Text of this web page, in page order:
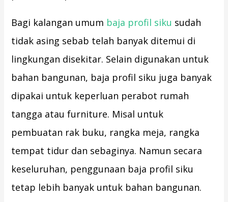
Bagi kalangan umum baja profil siku sudah
tidak asing sebab telah banyak ditemui di
lingkungan disekitar. Selain digunakan untuk
bahan bangunan, baja profil siku juga banyak
dipakai untuk keperluan perabot rumah
tangga atau furniture. Misal untuk
pembuatan rak buku, rangka meja, rangka
tempat tidur dan sebaginya. Namun secara
keseluruhan, penggunaan baja profil siku
tetap lebih banyak untuk bahan bangunan.